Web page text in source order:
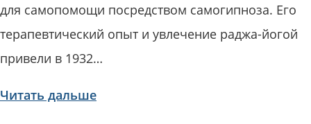
для самопомощи посредством самогипноза. Его
терапевтический опыт и увлечение раджа-йогой
привели в 1932…
Читать дальше